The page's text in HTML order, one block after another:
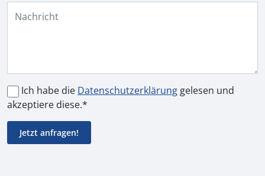
Ich habe die Datenschutzerklärung gelesen und
akzeptiere diese.*